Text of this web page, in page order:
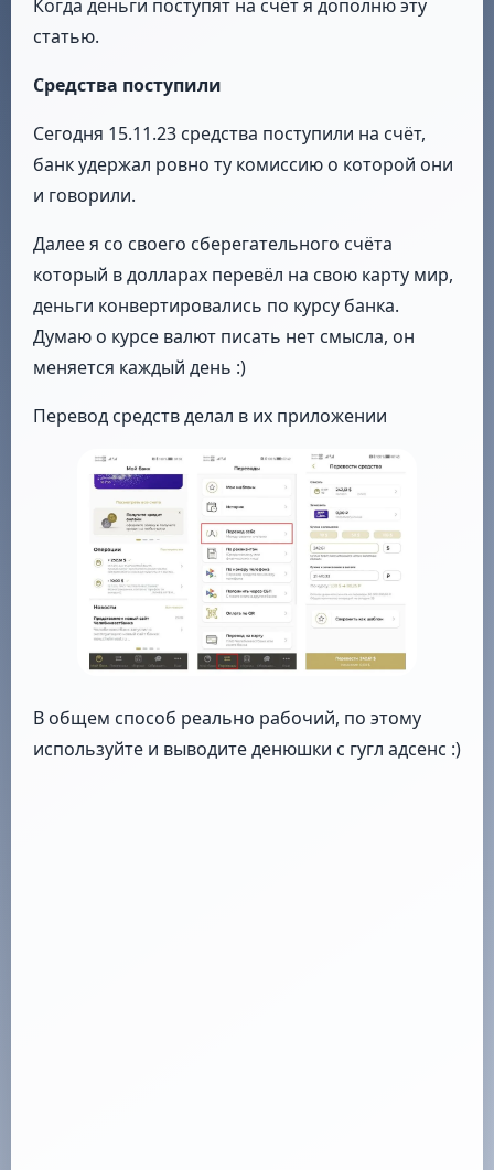
Когда деньги поступят на счёт я дополню эту
статью.
Средства поступили
Сегодня 15.11.23 средства поступили на счёт,
банк удержал ровно ту комиссию о которой они
и говорили.
Далее я со своего сберегательного счёта
который в долларах перевёл на свою карту мир,
деньги конвертировались по курсу банка.
Думаю о курсе валют писать нет смысла, он
меняется каждый день :)
Перевод средств делал в их приложении
В общем способ реально рабочий, по этому
используйте и выводите денюшки с гугл адсенс :)